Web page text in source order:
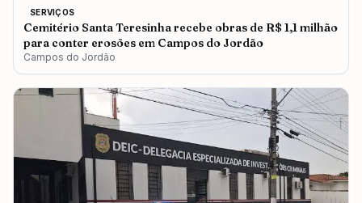
SERVIÇOS
Cemitério Santa Teresinha recebe obras de R$ 1,1 milhão
para conter erosões em Campos do Jordão
Campos do Jordão